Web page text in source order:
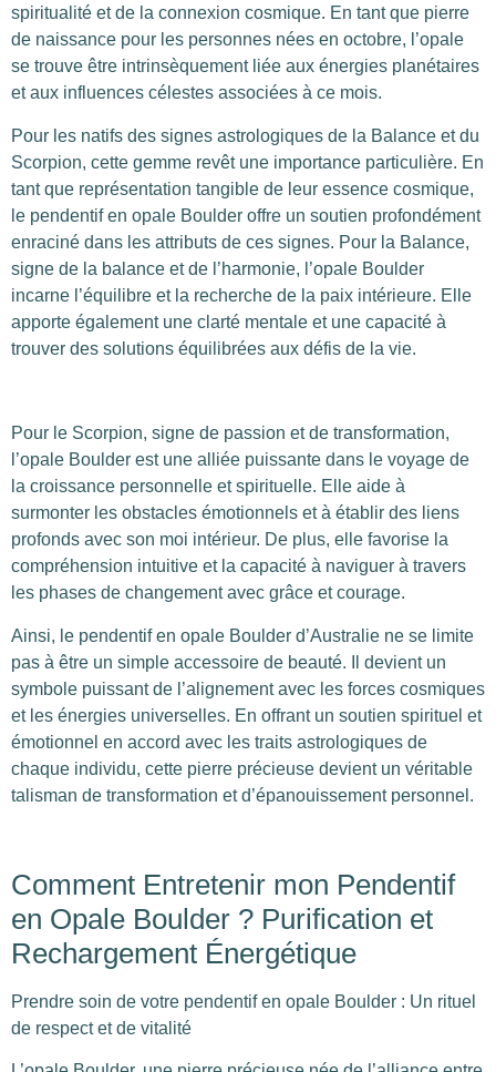
spiritualité et de la connexion cosmique. En tant que pierre
de naissance pour les personnes nées en octobre, l’opale
se trouve être intrinsèquement liée aux énergies planétaires
et aux influences célestes associées à ce mois.
Pour les natifs des signes astrologiques de la Balance et du
Scorpion, cette gemme revêt une importance particulière. En
tant que représentation tangible de leur essence cosmique,
le pendentif en opale Boulder offre un soutien profondément
enraciné dans les attributs de ces signes. Pour la Balance,
signe de la balance et de l’harmonie, l’opale Boulder
incarne l’équilibre et la recherche de la paix intérieure. Elle
apporte également une clarté mentale et une capacité à
trouver des solutions équilibrées aux défis de la vie.
Pour le Scorpion, signe de passion et de transformation,
l’opale Boulder est une alliée puissante dans le voyage de
la croissance personnelle et spirituelle. Elle aide à
surmonter les obstacles émotionnels et à établir des liens
profonds avec son moi intérieur. De plus, elle favorise la
compréhension intuitive et la capacité à naviguer à travers
les phases de changement avec grâce et courage.
Ainsi, le pendentif en opale Boulder d’Australie ne se limite
pas à être un simple accessoire de beauté. Il devient un
symbole puissant de l’alignement avec les forces cosmiques
et les énergies universelles. En offrant un soutien spirituel et
émotionnel en accord avec les traits astrologiques de
chaque individu, cette pierre précieuse devient un véritable
talisman de transformation et d’épanouissement personnel.
Comment Entretenir mon Pendentif
en Opale Boulder ? Purification et
Rechargement Énergétique
Prendre soin de votre pendentif en opale Boulder : Un rituel
de respect et de vitalité